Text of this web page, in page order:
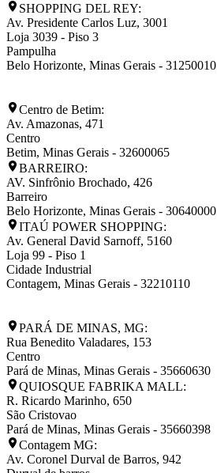
SHOPPING DEL REY:
Av. Presidente Carlos Luz, 3001
Loja 3039 - Piso 3
Pampulha
Belo Horizonte, Minas Gerais - 31250010
Centro de Betim:
Av. Amazonas, 471
Centro
Betim, Minas Gerais - 32600065
BARREIRO:
AV. Sinfrônio Brochado, 426
Barreiro
Belo Horizonte, Minas Gerais - 30640000
ITAÚ POWER SHOPPING:
Av. General David Sarnoff, 5160
Loja 99 - Piso 1
Cidade Industrial
Contagem, Minas Gerais - 32210110
PARÁ DE MINAS, MG:
Rua Benedito Valadares, 153
Centro
Pará de Minas, Minas Gerais - 35660630
QUIOSQUE FABRIKA MALL:
R. Ricardo Marinho, 650
São Cristovao
Pará de Minas, Minas Gerais - 35660398
Contagem MG:
Av. Coronel Durval de Barros, 942